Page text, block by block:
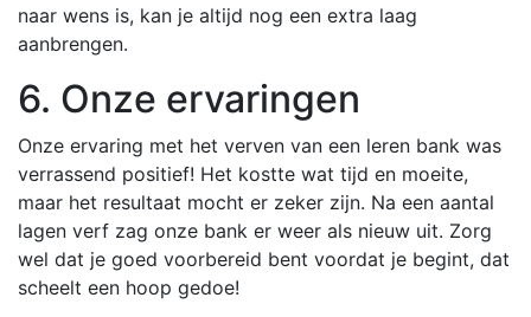
naar wens is, kan je altijd nog een extra laag
aanbrengen.
6. Onze ervaringen
Onze ervaring met het verven van een leren bank was
verrassend positief! Het kostte wat tijd en moeite,
maar het resultaat mocht er zeker zijn. Na een aantal
lagen verf zag onze bank er weer als nieuw uit. Zorg
wel dat je goed voorbereid bent voordat je begint, dat
scheelt een hoop gedoe!